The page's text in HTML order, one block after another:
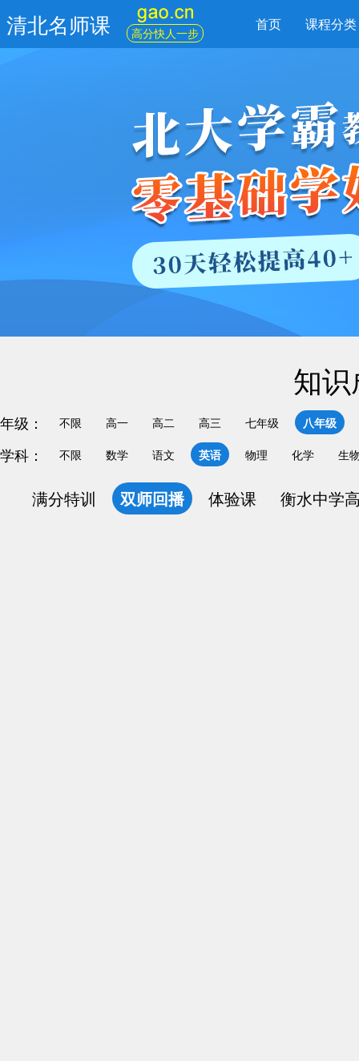
清北名师课 高分快人一步 首页 课程分类
知
年级： 不限 高一 高二 高三 七年级 八年级
学科： 不限 数学 语文 英语 物理 化学 生
满分特训 双师回播 体验课 衡水中学